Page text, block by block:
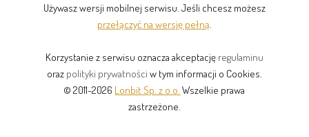
Używasz wersji mobilnej serwisu. Jeśli chcesz możesz
przełączyć na wersję pełną
Korzystanie z serwisu oznacza akceptację regulaminu
oraz polityki prywatności w tym informacji o Cookies.
© 2011-2026 Lonbit Sp. z o.o. Wszelkie prawa
zastrzeżone.